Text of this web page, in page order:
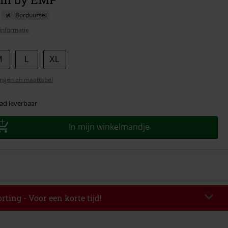
Borduursel
XL
en maattabel
leverbaar
In mijn winkelmandje
- Voor een korte tijd!